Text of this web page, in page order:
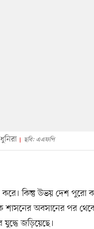
ছবি: এএফপি
করে। কিন্তু উভয় দেশ পুরো
শাসনের অবসানের পর
জড়িয়েছে।